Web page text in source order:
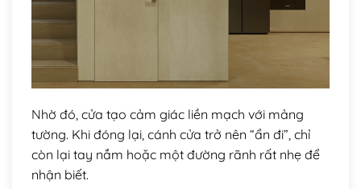
Nhờ đó, cửa tạo cảm giác liền mạch với mảng
tường. Khi đóng lại, cánh cửa trở nên “ẩn đi”, chỉ
còn lại tay nắm hoặc một đường rãnh rất nhẹ để
nhận biết.